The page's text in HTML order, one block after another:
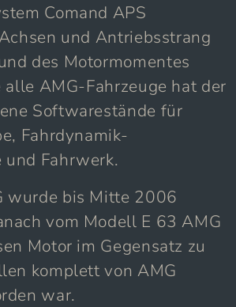
Comand APS
und Antriebsstrang
des Motormomentes
AMG-Fahrzeuge hat der
Softwarestände für
Fahrdynamik-
und Fahrwerk.
wurde bis Mitte 2006
vom Modell E 63 AMG
Motor im Gegensatz zu
komplett von AMG
war.